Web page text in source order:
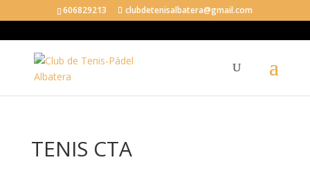
606829213 clubdetenisalbatera@gmail.com
TENIS CTA